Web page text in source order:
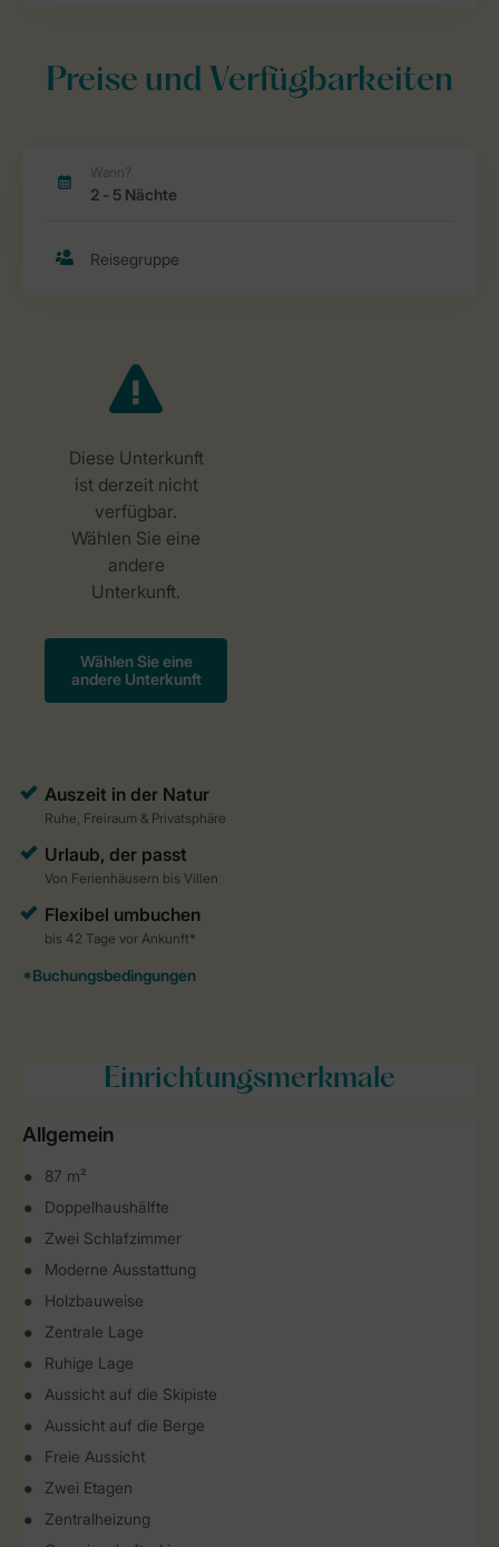
Preise und Verfügbarkeiten
Einrichtungsmerkmale
Allgemein
87 m²
Doppelhaushälfte
Zwei Schlafzimmer
Moderne Ausstattung
Holzbauweise
Zentrale Lage
Ruhige Lage
Aussicht auf die Skipiste
Aussicht auf die Berge
Freie Aussicht
Zwei Etagen
Zentralheizung